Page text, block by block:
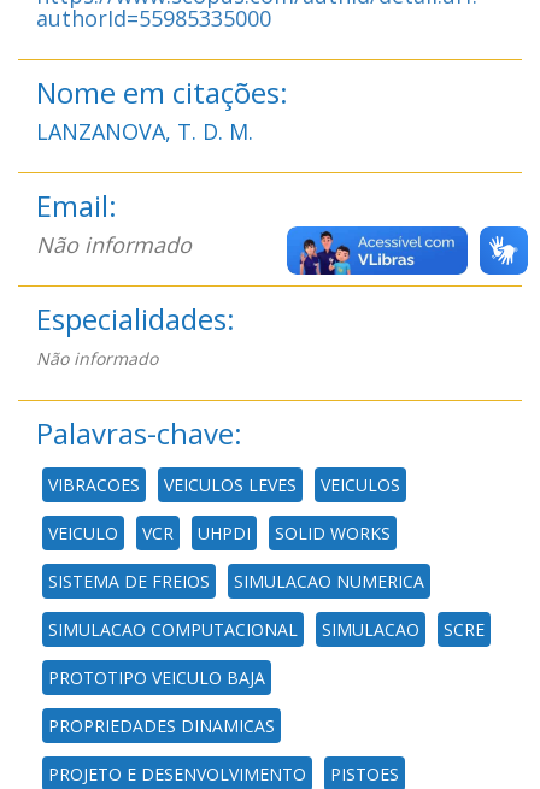
authorId=55985335000
Nome em citações:
LANZANOVA, T. D. M.
Email:
Não informado
Especialidades:
Não informado
Palavras-chave:
VIBRACOES VEICULOS LEVES VEICULOS
VEICULO VCR UHPDI SOLID WORKS
SISTEMA DE FREIOS SIMULACAO NUMERICA
SIMULACAO COMPUTACIONAL SIMULACAO SCRE
PROTOTIPO VEICULO BAJA
PROPRIEDADES DINAMICAS
PROJETO E DESENVOLVIMENTO PISTOES